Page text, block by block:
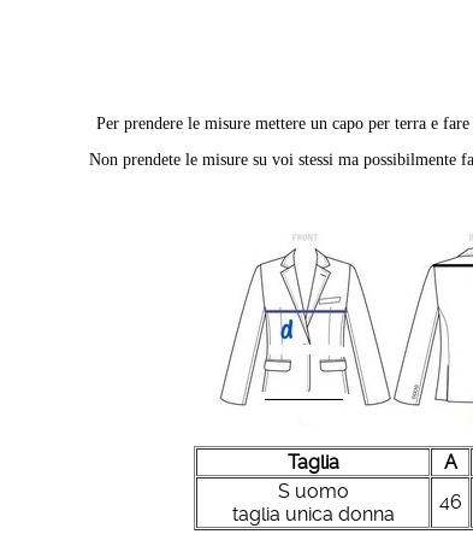
Per prendere le misure mettere un capo per terra e
Non prendete le misure su voi stessi ma possibilmente
Taglia
A
S uomo
taglia unica donna
46